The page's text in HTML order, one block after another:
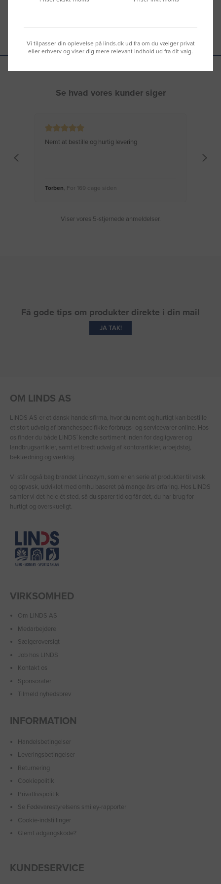
Se hvad vores kunder siger
Nemt at bestille og hurtig levering
Torben , For 169 dage siden
Viser vores 5-stjernede anmeldelser.
Få gode tips om produkter direkte i din mail
JA TAK!
OM LINDS AS
LINDS AS er et dansk handelsfirma, hvor du nemt og hurtigt kan bestille
et stort udvalg af branchespecifikke forbrugs- og servicevarer online. Hos
os finder du både LINDS′ kendte sortiment inden for dagligvarer og
landbrugsartikler, samt et bredt udvalg af kontorartikler, arbejdstøj,
beklædning og værktøj.
Vi står også bag brandet Lincozym, som er en serie af produkter til vask
og opvask, udviklet med omhu baseret på mange års erfaring. Hos LINDS
samler vi det hele ét sted, så du sparer tid og får det, du har brug for –
hurtigt og overskueligt.
VIRKSOMHED
Om LINDS AS
Medarbejdere
Sælgeroversigt
Job hos LINDS
Kontakt os
Sponsorater
Tilmeld nyhedsbrev
INFORMATION
Handelsbetingelser
Leveringsbetingelser
Returnering
Cookiepolitik
Privatlivspolitik
Se Fødevarestyrelsens smiley-rapporter
Cookie-indstillinger
Glemt adgangskode?
KUNDESERVICE
Vi tilpasser din oplevelse på linds.dk ud fra om du vælger privat
eller erhverv og viser dig mere relevant indhold ud fra dit valg.